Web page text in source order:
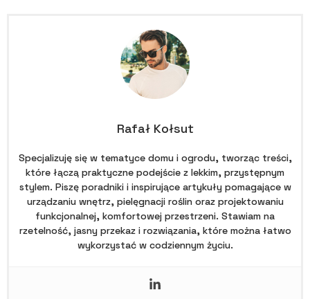
Rafał Kołsut
Specjalizuję się w tematyce domu i ogrodu, tworząc treści,
które łączą praktyczne podejście z lekkim, przystępnym
stylem. Piszę poradniki i inspirujące artykuły pomagające w
urządzaniu wnętrz, pielęgnacji roślin oraz projektowaniu
funkcjonalnej, komfortowej przestrzeni. Stawiam na
rzetelność, jasny przekaz i rozwiązania, które można łatwo
wykorzystać w codziennym życiu.